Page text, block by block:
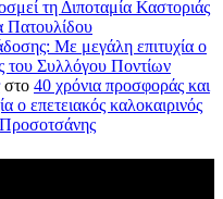
τη Διποταμία Καστοριάς
Πατουλίδου
Με μεγάλη επιτυχία ο
του Συλλόγου Ποντίων
στο 40 χρόνια προσφοράς και
ο επετειακός καλοκαιρινός